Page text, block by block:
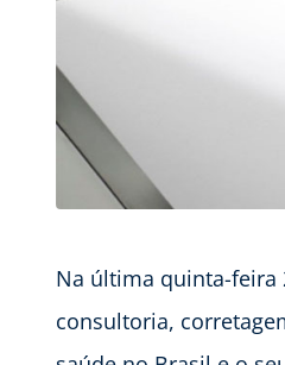
Na última quinta-feira
consultoria,